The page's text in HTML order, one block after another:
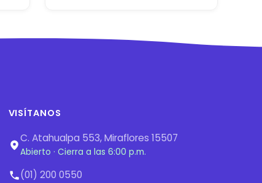
VISÍTANOS
C. Atahualpa 553, Miraflores 15507
Abierto · Cierra a las 6:00 p.m.
(01) 200 0550